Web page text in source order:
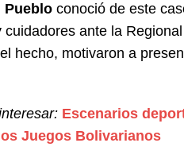
Pueblo conoció de este
cuidadores ante la
hecho, motivaron a
Escenarios
Juegos Bolivarianos